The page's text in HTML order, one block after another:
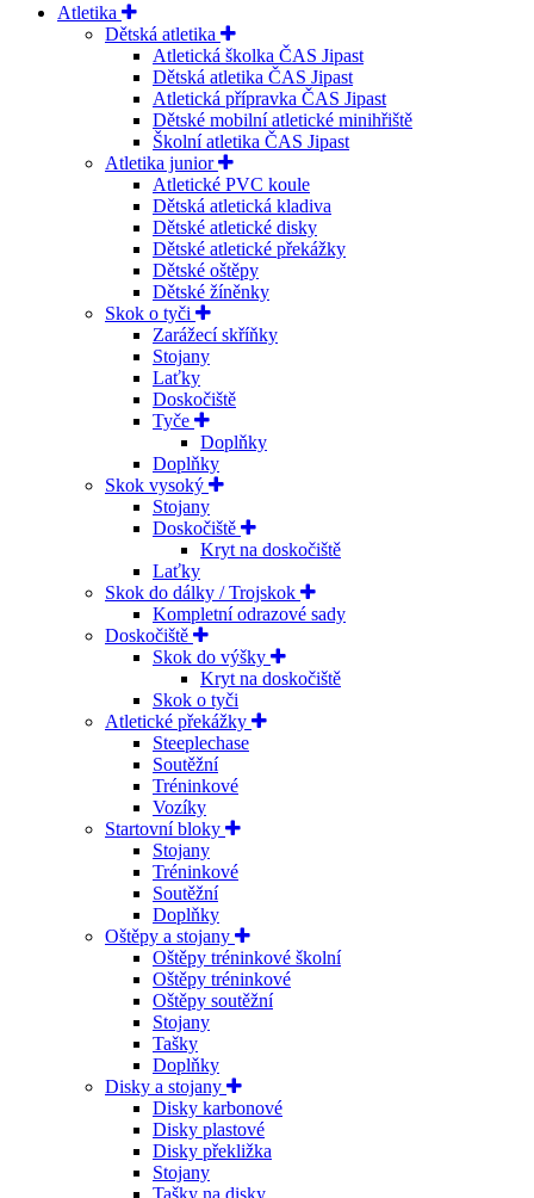
Atletika
Dětská atletika
Atletická školka ČAS Jipast
Dětská atletika ČAS Jipast
Atletická přípravka ČAS Jipast
Dětské mobilní atletické minihřiště
Školní atletika ČAS Jipast
Atletika junior
Atletické PVC koule
Dětská atletická kladiva
Dětské atletické disky
Dětské atletické překážky
Dětské oštěpy
Dětské žíněnky
Skok o tyči
Zarážecí skříňky
Stojany
Laťky
Doskočiště
Tyče
Doplňky
Doplňky
Skok vysoký
Stojany
Doskočiště
Kryt na doskočiště
Laťky
Skok do dálky / Trojskok
Kompletní odrazové sady
Doskočiště
Skok do výšky
Kryt na doskočiště
Skok o tyči
Atletické překážky
Steeplechase
Soutěžní
Tréninkové
Vozíky
Startovní bloky
Stojany
Tréninkové
Soutěžní
Doplňky
Oštěpy a stojany
Oštěpy tréninkové školní
Oštěpy tréninkové
Oštěpy soutěžní
Stojany
Tašky
Doplňky
Disky a stojany
Disky karbonové
Disky plastové
Disky překližka
Stojany
Tašky na disky